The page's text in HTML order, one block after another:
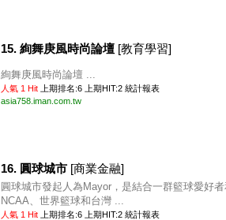
15. 絢舞庚風時尚論壇 [教育學習]
絢舞庚風時尚論壇 ...
人氣 1 Hit 上期排名:6 上期HIT:2 統計報表
asia758.iman.com.tw
16. 圓球城市 [商業金融]
圓球城市發起人為Mayor，是結合一群籃球愛好者
NCAA、世界籃球和台灣 ...
人氣 1 Hit 上期排名:6 上期HIT:2 統計報表